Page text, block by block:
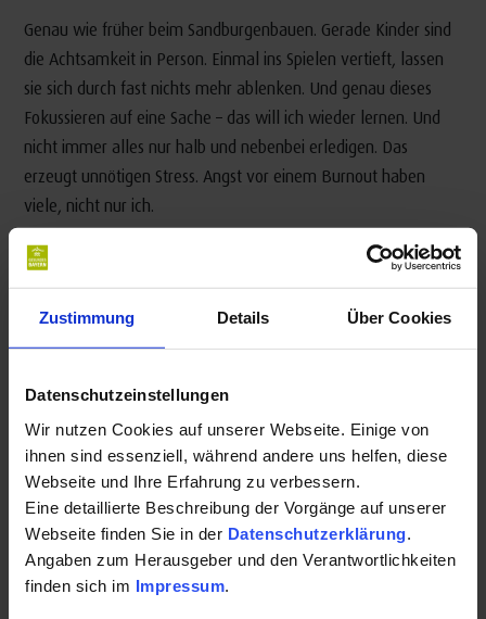
Zustimmung Details Über Cookies
Datenschutzeinstellungen
Wir nutzen Cookies auf unserer Webseite. Einige von
ihnen sind essenziell, während andere uns helfen, diese
Webseite und Ihre Erfahrung zu verbessern.
Eine detaillierte Beschreibung der Vorgänge auf unserer
Webseite finden Sie in der Datenschutzerklärung
Angaben zum Herausgeber und den Verantwortlichkeiten
finden sich im Impressum
Genau wie früher beim Sandburgenbauen. Gerade Kinder sind
die Achtsamkeit in Person. Einmal ins Spielen vertieft, lassen
sie sich durch fast nichts mehr ablenken. Und genau dieses
Fokussieren auf eine Sache – das will ich wieder lernen. Und
nicht immer alles nur halb und nebenbei erledigen. Das
erzeugt unnötigen Stress. Angst vor einem Burnout haben
viele, nicht nur ich.
Also Pausen einlegen, sich der Blume widmen. Und versuchen,
Zwang, ohne jegliche Dogmatik, versuchen sich auf das
Sache, ist nicht so mein Ding, funktioniert hier aber immer
besser und - es fühlt sich tatsächlich gut an. Das Hamsterrad
macht Pause.
Sich selbst vergessen
Mindfullness – sich mit vollem Geist einlassen, sich